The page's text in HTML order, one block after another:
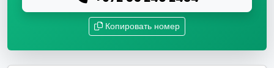
Копировать номер